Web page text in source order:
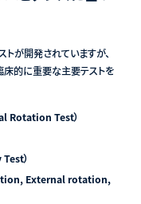
が開発されていますが、
床的に重要な主要テストを
Rotation Test）
）
External rotation,